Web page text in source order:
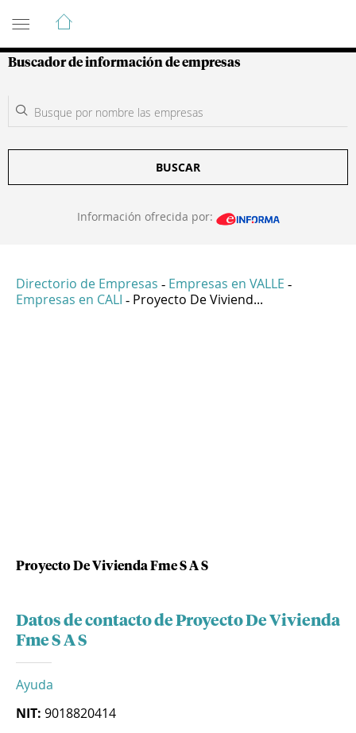
Guía de Empresas Colombianas
Buscador de información de empresas
BUSCAR
Información ofrecida por:
Directorio de Empresas - Empresas en VALLE -
Empresas en CALI - Proyecto De Viviend...
Proyecto De Vivienda Fme S A S
Datos de contacto de Proyecto De Vivienda
Fme S A S
Ayuda
NIT: 9018820414